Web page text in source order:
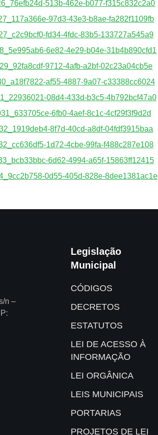
n –
Legislação
Municipal
CÓDIGOS
DECRETOS
ESTATUTOS
LEI DE ACESSO À
INFORMAÇÃO
LEI ORGÂNICA
LEIS MUNICIPAIS
PORTARIAS
PROJETOS DE LEI